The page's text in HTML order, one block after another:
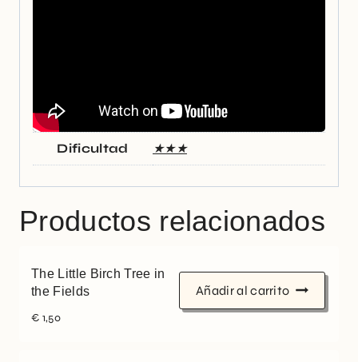
Dificultad ★★★
Productos relacionados
The Little Birch Tree in
the Fields
€ 1,50
Añadir al carrito